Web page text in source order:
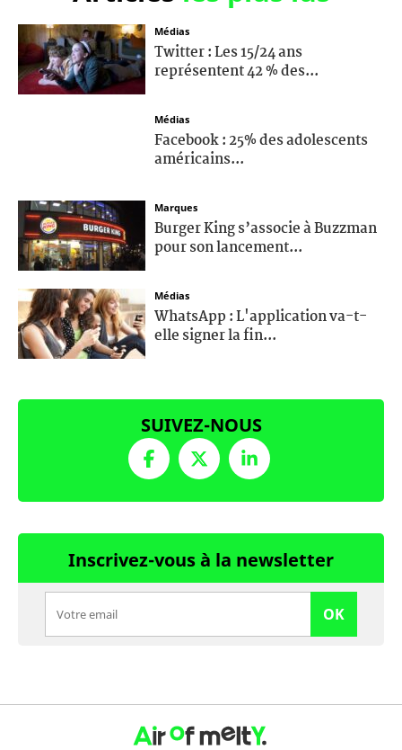
Médias
Twitter : Les 15/24 ans
représentent 42 % des...
Médias
Facebook : 25% des adolescents
américains...
Marques
Burger King s’associe à Buzzman
pour son lancement...
Médias
WhatsApp : L'application va-t-
elle signer la fin...
SUIVEZ-NOUS
Inscrivez-vous à la newsletter
OK